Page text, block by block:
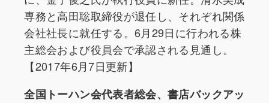
専務と高田聡取締役が退任し、それぞれ関係
会社社長に就任する。6月29日に行われる株
主総会および役員会で承認される見通し。
【2017年6月7日更新】
全国トーハン会代表者総会、書店バックアッ